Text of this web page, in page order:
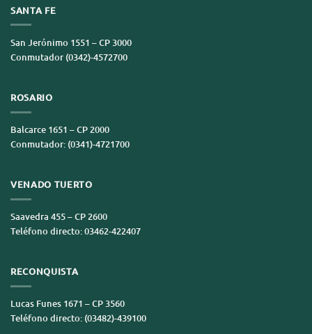
SANTA FE
San Jerónimo 1551 – CP 3000
Conmutador (0342)-4572700
ROSARIO
Balcarce 1651 – CP 2000
Conmutador: (0341)-4721700
VENADO TUERTO
Saavedra 455 – CP 2600
Teléfono directo: 03462-422407
RECONQUISTA
Lucas Funes 1671 – CP 3560
Teléfono directo: (03482)-439100